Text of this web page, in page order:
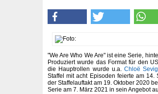
"We Are Who We Are" ist eine Serie,
Produziert wurde das Format für den
die Hauptrollen wurde u.a.Chloë
Staffel mit acht Episoden feierte am
der Staffelauftakt am 19. Oktober 2020
Serie am 7. März 2021 in sein Angebot